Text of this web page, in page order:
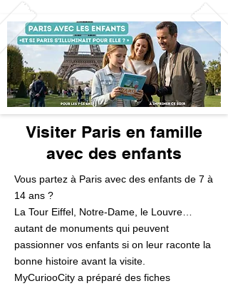
Visiter Paris en famille
avec des enfants
Vous partez à Paris avec des enfants de 7 à
14 ans ?
La Tour Eiffel, Notre-Dame, le Louvre…
autant de monuments qui peuvent
passionner vos enfants si on leur raconte la
bonne histoire avant la visite.
MyCuriooCity a préparé des fiches